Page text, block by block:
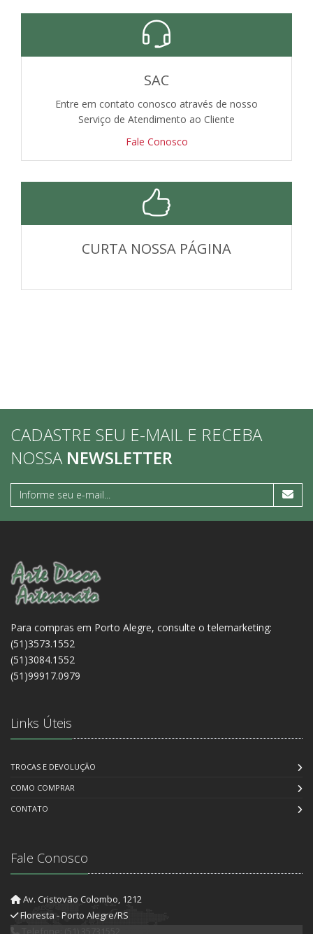
SAC
Entre em contato conosco através de nosso
Serviço de Atendimento ao Cliente
Fale Conosco
CURTA NOSSA PÁGINA
CADASTRE SEU E-MAIL E RECEBA
NOSSA NEWSLETTER
Para compras em Porto Alegre, consulte o telemarketing:
(51)3573.1552
(51)3084.1552
(51)99917.0979
Links Úteis
TROCAS E DEVOLUÇÃO
COMO COMPRAR
CONTATO
Fale Conosco
Av. Cristovão Colombo, 1212
Floresta - Porto Alegre/RS